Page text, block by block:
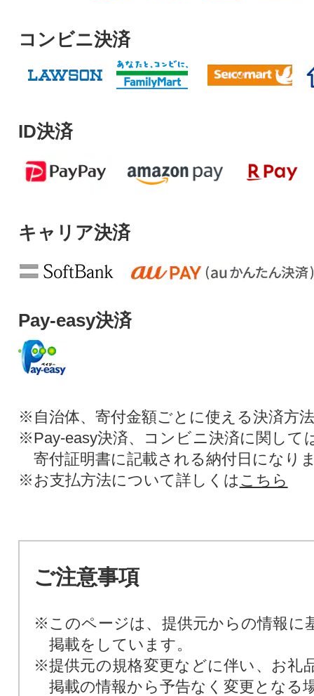
コンビニ決済
ID決済
キャリア決済
Pay-easy決済
※自治体、寄付金額ごとに使える決済方
※Pay-easy決済、コンビニ決済に関して
寄付証明書に記載される納付日になり
※お支払方法について詳しくは こちら
ご注意事項
※このページは、提供元からの情報に
掲載をしています。
※提供元の規格変更などに伴い、お礼
掲載の情報から予告なく変更となる